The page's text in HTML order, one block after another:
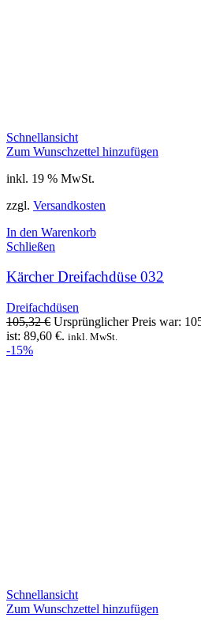
Schnellansicht
Zum Wunschzettel hinzufügen
inkl. 19 % MwSt.
zzgl. Versandkosten
In den Warenkorb
Schließen
Kärcher Dreifachdüse 032
Dreifachdüsen
105,32€ Ursprünglicher Preis war:
ist: 89,60 €. inkl. MwSt.
-15%
Schnellansicht
Zum Wunschzettel hinzufügen